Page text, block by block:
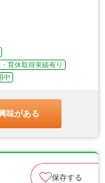
育休取得実績有り
中
味がある
保存する